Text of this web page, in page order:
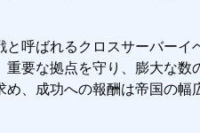
呼ばれるクロスサーバー
要な拠点を守り、膨大な
、成功への報酬は帝国の幅